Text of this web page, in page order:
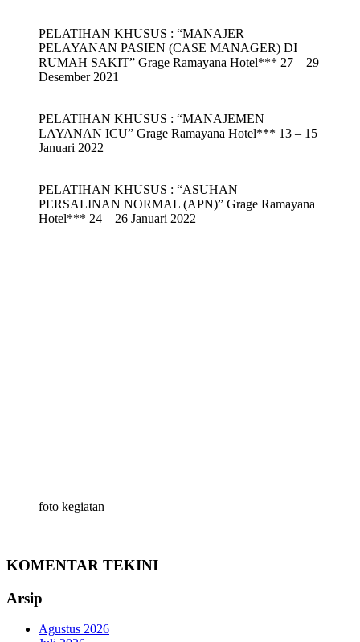
PELATIHAN KHUSUS : “MANAJER
PELAYANAN PASIEN (CASE MANAGER) DI
RUMAH SAKIT” Grage Ramayana Hotel*** 27 – 29
Desember 2021
PELATIHAN KHUSUS : “MANAJEMEN
LAYANAN ICU” Grage Ramayana Hotel*** 13 – 15
Januari 2022
PELATIHAN KHUSUS : “ASUHAN
PERSALINAN NORMAL (APN)” Grage Ramayana
Hotel*** 24 – 26 Januari 2022
foto kegiatan
KOMENTAR TEKINI
Arsip
Agustus 2026